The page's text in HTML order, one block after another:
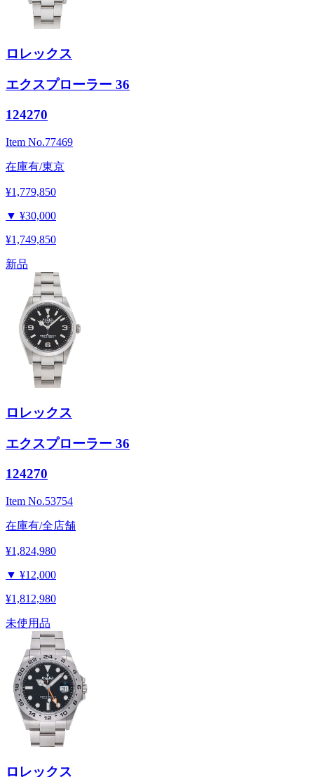
ロレックス
エクスプローラー 36
124270
Item No.77469
在庫有/東京
¥1,779,850
▼ ¥30,000
¥1,749,850
新品
ロレックス
エクスプローラー 36
124270
Item No.53754
在庫有/全店舗
¥1,824,980
▼ ¥12,000
¥1,812,980
未使用品
ロレックス